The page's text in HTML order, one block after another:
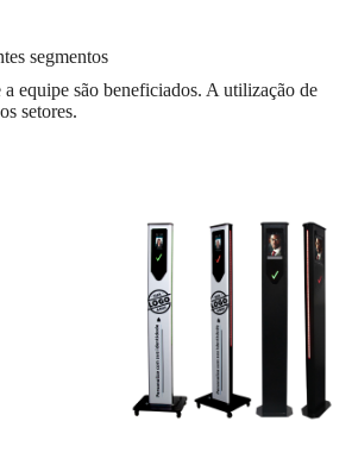
segmentos
a equipe são beneficiados. A utilização de
setores.